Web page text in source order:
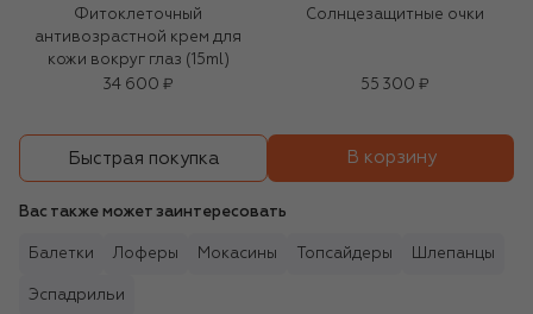
Фитоклеточный
антивозрастной крем для
кожи вокруг глаз (15ml)
34 600 ₽
Солнцезащитные очки
55 300 ₽
Быстрая покупка В корзину
Вас также может заинтересовать
Балетки Лоферы Мокасины Топсайдеры Шлепанцы
Эспадрильи